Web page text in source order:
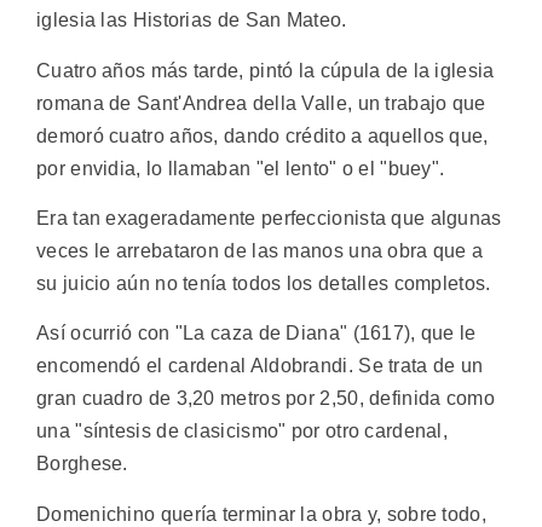
iglesia las Historias de San Mateo.
Cuatro años más tarde, pintó la cúpula de la iglesia
romana de Sant'Andrea della Valle, un trabajo que
demoró cuatro años, dando crédito a aquellos que,
por envidia, lo llamaban "el lento" o el "buey".
Era tan exageradamente perfeccionista que algunas
veces le arrebataron de las manos una obra que a
su juicio aún no tenía todos los detalles completos.
Así ocurrió con "La caza de Diana" (1617), que le
encomendó el cardenal Aldobrandi. Se trata de un
gran cuadro de 3,20 metros por 2,50, definida como
una "síntesis de clasicismo" por otro cardenal,
Borghese.
Domenichino quería terminar la obra y, sobre todo,